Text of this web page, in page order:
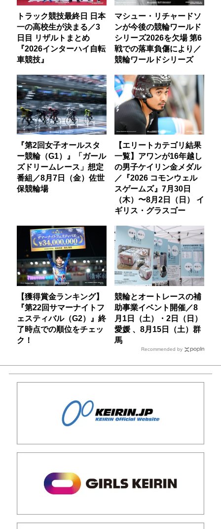
トラック競技最終日 日本
一の高校生が決まる／3
日目 リザルトまとめ
『2026インターハイ自転
車競技』
マシュー・リチャードソ
ンが今後の競輪ワールド
シリーズ2026を欠場 第6
戦での落車負傷により／
競輪ワールドシリーズ
『第2回女子オールスタ
ー競輪（G1）』「ガール
ズドリームレース」想定
番組／8月7日（金）佐世
保競輪場
【エリートカテゴリ結果
一覧】アワンが16年越し
の男子ケイリン金メダル
／『2026 コモンウェル
スゲームズ』7月30日
（木）〜8月2日（日） イ
ギリス・グラスゴー
【獲得賞金ランキング】
『第22回サマーナイトフ
ェスティバル（G2）』終
了時点での順位をチェッ
ク！
競輪とオートレースの補
助事業イベント開催／8
月1日（土）・2日（日）
愛媛 、8月15日（土）群
馬
Recommended by